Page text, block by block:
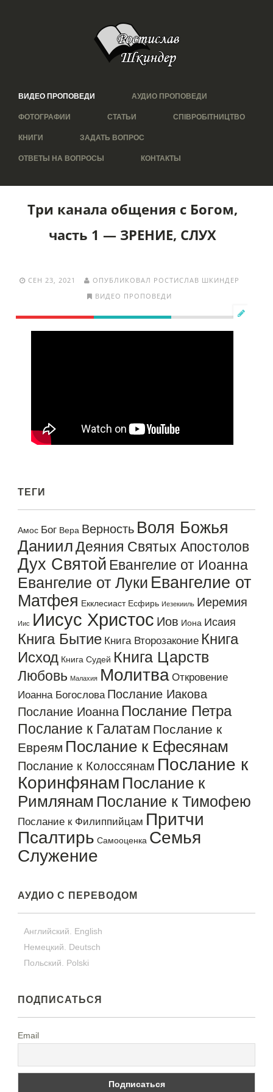
ВИДЕО ПРОПОВЕДИ АУДИО ПРОПОВЕДИ
ФОТОГРАФИИ СТАТЬИ СПІВРОБІТНИЦТВО
КНИГИ ЗАДАТЬ ВОПРОС
ОТВЕТЫ НА ВОПРОСЫ КОНТАКТЫ
Три канала общения с Богом,
часть 1 — ЗРЕНИЕ, СЛУХ
СЕН 23, 2021
ОПУБЛИКОВАЛ РОСТИСЛАВ ШКИНДЕР
ВИДЕО ПРОПОВЕДИ
ТЕГИ
Амос Бог Вера Верность Воля Божья
ДаниилДеяния Святых Апостолов
Дух Святой Евангелие от Иоанна
Евангелие от Луки Евангелие от
Матфея Екклесиаст Есфирь Иезекииль Иеремия
Иис Иисус Христос Иов Иона Исаия
Книга Бытие Книга Второзаконие Книга
Исход Книга Судей Книга Царств
Любовь Малахия Молитва Откровение
Иоанна Богослова Послание Иакова
Послание Иоанна Послание Петра
Послание к Галатам Послание к
Евреям Послание к Ефесянам
Послание к Колоссянам Послание к
Коринфянам Послание к
Римлянам Послание к Тимофею
Послание к Филиппийцам Притчи
Псалтирь Самооценка Семья
Служение
АУДИО С ПЕРЕВОДОМ
Английский. English
Немецкий. Deutsch
Польский. Polski
ПОДПИСАТЬСЯ
Email